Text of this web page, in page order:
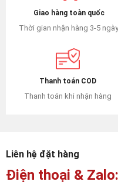
Giao hàng toàn quốc
Thời gian nhận hàng 3-5 ngày
Thanh toán COD
Thanh toán khi nhận hàng
Liên hệ đặt hàng
Điện thoại &